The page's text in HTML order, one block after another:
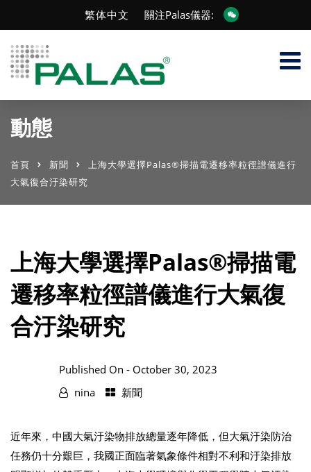
繁体中文 關注Palas儀器:
動態
首頁 新聞
上海大學選擇Palas®掃描電遷移率粒徑譜儀進行
大氣復合汙染研究
上海大學選擇Palas®掃描電
遷移率粒徑譜儀進行大氣復
合汙染研究
Published On - October 30, 2023
nina
新聞
近年來，中國大氣汙染物排放總量逐年降低，但大氣汙染防治
任務仍十分艱巨，我國正面臨著氣象條件相對不利和汙染排放